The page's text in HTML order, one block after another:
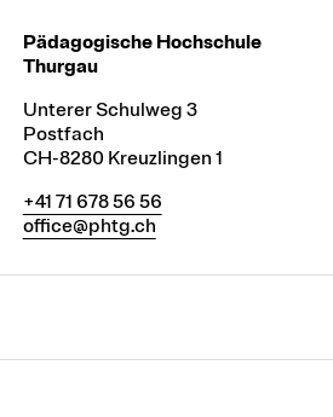
Pädagogische Hochschule
Thurgau
Unterer Schulweg 3
Postfach
CH-8280 Kreuzlingen 1
+41 71 678 56 56
office@phtg.ch